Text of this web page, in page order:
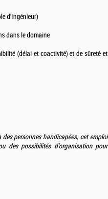
d'Ingénieur)
dans le domaine
(délai et coactivité) et de sûreté et
personnes handicapées, cet emploi
des possibilités d'organisation pour